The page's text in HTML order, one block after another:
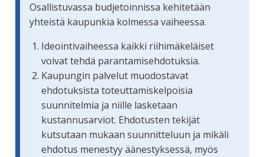
Osallistuvassa budjetoinnissa kehitetään
yhteistä kaupunkia kolmessa vaiheessa.
Ideointivaiheessa kaikki riihimäkeläiset
voivat tehdä parantamisehdotuksia.
Kaupungin palvelut muodostavat
ehdotuksista toteuttamiskelpoisia
suunnitelmia ja niille lasketaan
kustannusarviot. Ehdotusten tekijät
kutsutaan mukaan suunnitteluun ja mikäli
ehdotus menestyy äänestyksessä, myös